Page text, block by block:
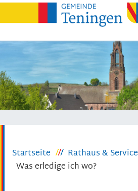
Startseite Rathaus & Service
Was erledige ich wo?